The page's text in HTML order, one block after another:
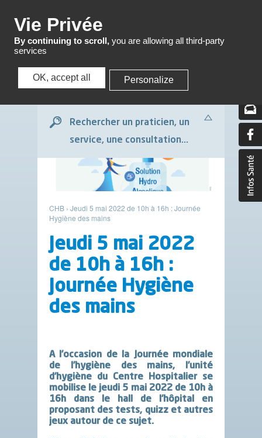
Menu
Rechercher un praticien, un
service, une consultation...
CHB › Jeudi 5 mai 2022 de 10h à 16h : Journée
Hygiène des mains
Jeudi 5 mai 2022
de 10h à 16h :
Journée Hygiène
des mains
A l’occasion de la Journée mondiale
de l’hygiène des mains, l’unité
d’hygiène du Centre Hospitalier se
mobilise le jeudi 5 mai 2022 de 10h à
16h dans le hall de l’hôpital en
proposant des tests, quizz et autres
jeux autour de ce sujet.
Vie Privée
By continuing to scroll, you are allowing all third-party
services
OK, accept all Personalize